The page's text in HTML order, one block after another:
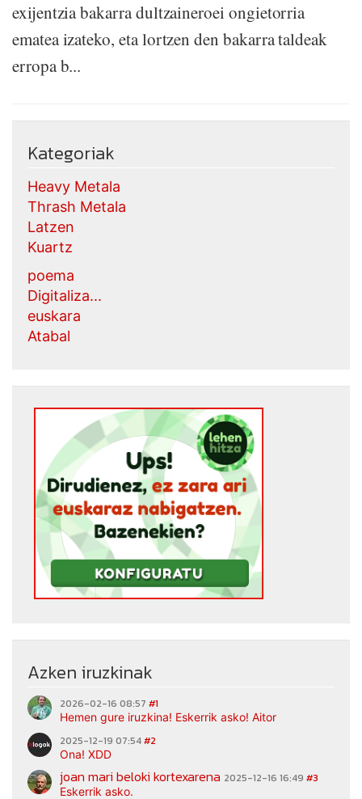
exijentzia bakarra dultzaineroei ongietorria
ematea izateko, eta lortzen den bakarra taldeak
erropa b...
Kategoriak
Heavy Metala
Thrash Metala
Latzen
Kuartz
poema
Digitaliza...
euskara
Atabal
Azken iruzkinak
2026-02-16 08:57 #1
Hemen gure iruzkina! Eskerrik asko! Aitor
2025-12-19 07:54#2
Ona! XDD
joan mari beloki kortexarena 2025-12-16 16:49 #3
Eskerrik asko.